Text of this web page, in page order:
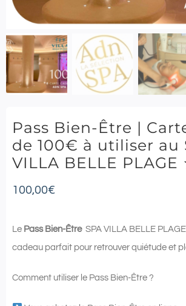
Pass Bien-Être |
de 100€ à utiliser au
VILLA BELLE
100,00€
Le Pass Bien-ÊtreSPA VILLA BELLE
cadeau parfait pour retrouver quiétude et
Comment utiliser le Pass Bien-Être ?